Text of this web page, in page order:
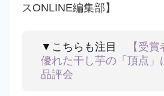
スONLINE編集部】
▼こちらも注目
【受
優れた干し芋の「頂点」
品評会